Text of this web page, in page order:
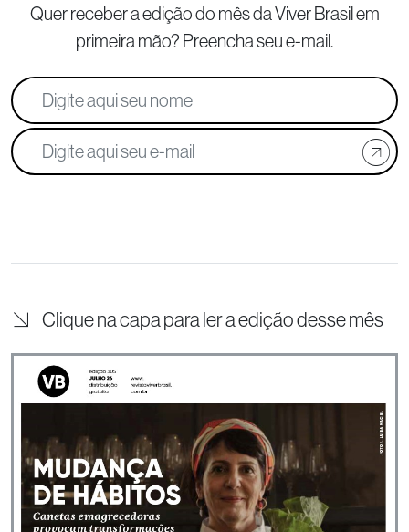
Quer receber a edição do mês da Viver Brasilem
primeira mão? Preencha seu e-mail.
Clique na capa para ler a edição desse mês